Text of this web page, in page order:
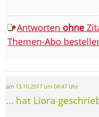
Antworten ohne
Themen-Abo
am 13.10.2017 um 04:47 Uhr
... hat Liora